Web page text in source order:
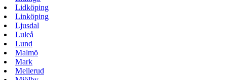
Lidköping
Linköping
Ljusdal
Luleå
Lund
Malmö
Mark
Mellerud